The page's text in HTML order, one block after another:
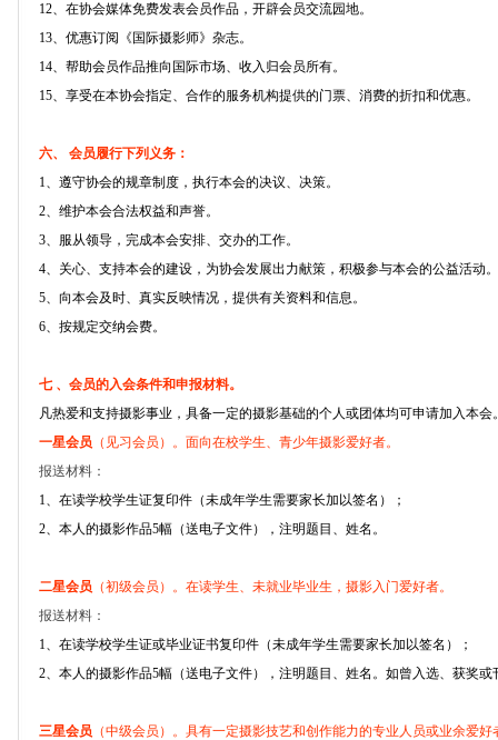
12、在协会媒体免费发表会员作品，开辟会员交流园地。
13、优惠订阅《国际摄影师》杂志。
14、帮助会员作品推向国际市场、收入归会员所有。
15、享受在本协会指定、合作的服务机构提供的门票、消费的折扣和优惠。
六、 会员履行下列义务：
1、遵守协会的规章制度，执行本会的决议、决策。
2、维护本会合法权益和声誉。
3、服从领导，完成本会安排、交办的工作。
4、关心、支持本会的建设，为协会发展出力献策，积极参与本会的公益活动。
5、向本会及时、真实反映情况，提供有关资料和信息。
6、按规定交纳会费。
七 、会员的入会条件和申报材料。
凡热爱和支持摄影事业，具备一定的摄影基础的个人或团体均可申请加入本会
一星会员 （见习会员）。面向在校学生、青少年摄影爱好者。
报送材料：
1、在读学校学生证复印件（未成年学生需要家长加以签名）；
2、本人的摄影作品5幅（送电子文件），注明题目、姓名。
二星会员 （初级会员）。在读学生、未就业毕业生，摄影入门爱好者。
报送材料：
1、在读学校学生证或毕业证书复印件（未成年学生需要家长加以签名）；
2、本人的摄影作品5幅（送电子文件），注明题目、姓名。如曾入选、获奖
三星会员 （中级会员）。具有一定摄影技艺和创作能力的专业人员或业余爱